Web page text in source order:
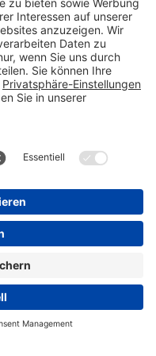
Pflichtangaben